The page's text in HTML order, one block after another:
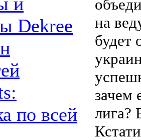
Dekree
по всей
на
будет
зачем
лига?